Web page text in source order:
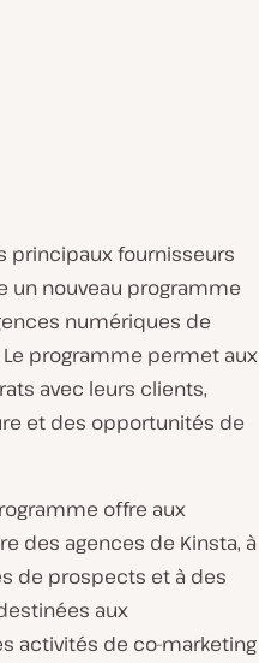
principaux fournisseurs
un nouveau programme
numériques de
programme permet aux
avec leurs clients,
et des opportunités de
offre aux
des agences de Kinsta, à
de prospects et à des
aux
activités de co-marketing